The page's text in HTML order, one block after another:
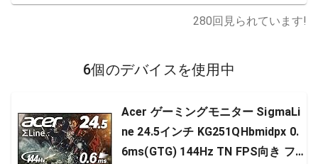
280回見られています!
6個のデバイスを使用中
Acer ゲーミングモニター SigmaLi
ne 24.5インチ KG251QHbmidpx 0.
6ms(GTG) 144Hz TN FPS向き フ